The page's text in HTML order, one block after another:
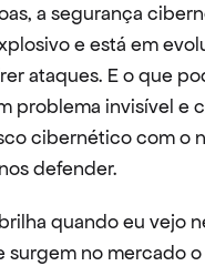
a segurança
e está em
ataques. E o que
problema invisível e
cibernético com o
defender.
quando eu vejo
surgem no mercado